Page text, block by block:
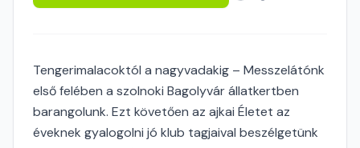
Tengerimalacoktól a nagyvadakig – Messzelátónk
első felében a szolnoki Bagolyvár állatkertben
barangolunk. Ezt követően az ajkai Életet az
éveknek gyalogolni jó klub tagjaival beszélgetünk